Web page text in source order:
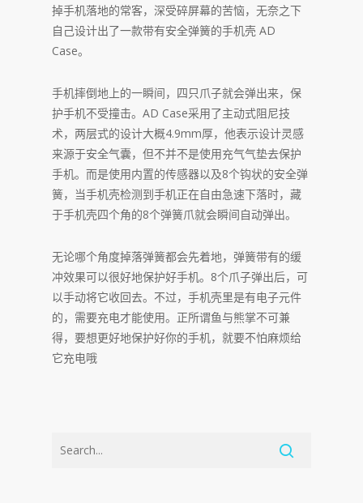
掉手机落地的常客，深受碎屏幕的苦恼，无奈之下
自己设计出了一款带有安全弹簧的手机壳 AD
Case。
手机摔倒地上的一瞬间，四只爪子就会弹出来，保
护手机不受撞击。AD Case采用了主动式阻尼技
术，两层式的设计大概4.9mm厚，他表示设计灵感
来源于安全气囊，但不并不是使用充气气垫去保护
手机。而是使用内置的传感器以及8个钩状的安全弹
簧，当手机壳检测到手机正在自由急速下落时，藏
于手机壳四个角的8个弹簧爪就会瞬间自动弹出。
无论哪个角度掉落弹簧都会先着地，弹簧带有的缓
冲效果可以很好地保护好手机。8个爪子弹出后，可
以手动将它收回去。不过，手机壳里是有电子元件
的，需要充电才能使用。正所谓鱼与熊掌不可兼
得，要想更好地保护好你的手机，就要不怕麻烦给
它充电哦